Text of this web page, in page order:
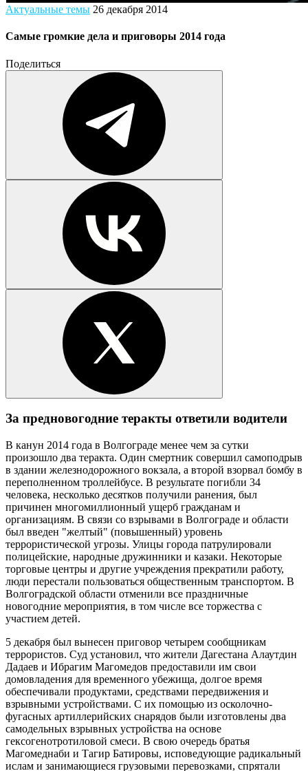
Актуальные темы 26 декабря 2014
Самые громкие дела и приговоры 2014 года
Поделиться
За предновогодние теракты ответили водители
В канун 2014 года в Волгограде менее чем за сутки
произошло два теракта. Один смертник совершил самоподрыв
в здании железнодорожного вокзала, а второй взорвал бомбу в
переполненном троллейбусе. В результате погибли 34
человека, несколько десятков получили ранения, был
причинен многомиллионный ущерб гражданам и
организациям. В связи со взрывами в Волгограде и области
был введен "желтый" (повышенный) уровень
террористической угрозы. Улицы города патрулировали
полицейские, народные дружинники и казаки. Некоторые
торговые центры и другие учреждения прекратили работу,
люди перестали пользоваться общественным транспортом. В
Волгоградской области отменили все праздничные
новогодние мероприятия, в том числе все торжества с
участием детей.
5 декабря был вынесен приговор четырем сообщникам
террористов. Суд установил, что жители Дагестана Алаутдин
Дадаев и Ибрагим Магомедов предоставили им свои
домовладения для временного убежища, долгое время
обеспечивали продуктами, средствами передвижения и
взрывными устройствами. С их помощью из осколочно-
фугасных артиллерийских снарядов были изготовлены два
самодельных взрывных устройства на основе
гексогенотротиловой смеси. В свою очередь братья
Магомеднаби и Тагир Батировы, исповедующие радикальный
ислам и занимающиеся грузовыми перевозками, спрятали